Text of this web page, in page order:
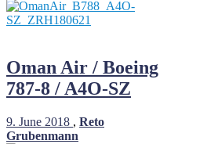
Oman Air / Boeing
787-8 / A4O-SZ
9. June 2018 , Reto
Grubenmann